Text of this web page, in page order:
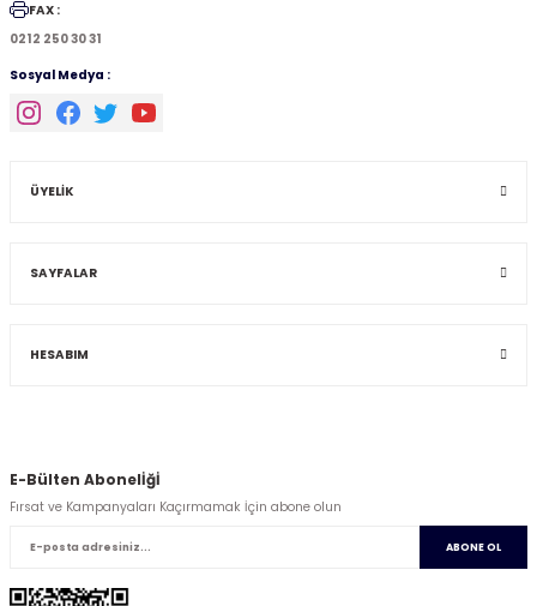
FAX :
0212 250 30 31
Sosyal Medya :
ÜYELİK
SAYFALAR
HESABIM
E-Bülten Abonelİğİ
Fırsat ve Kampanyaları Kaçırmamak İçin abone olun
ABONE OL